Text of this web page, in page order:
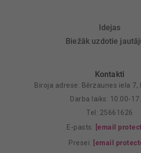
Idejas
Biežāk uzdotie
Kontakti
Biroja adrese: Bērzaunes iela 7,
Darba laiks: 10.00-
Tel: 25661626
E-pasts: [email
Presei: [email